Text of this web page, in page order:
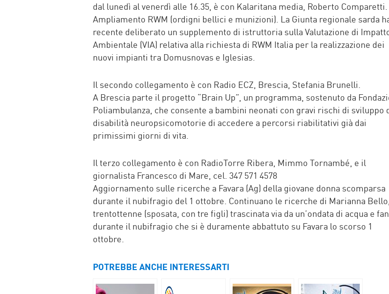
dal lunedì al venerdì alle 16.35, è con Kalaritana media, Roberto Comparetti.
Ampliamento RWM (ordigni bellici e munizioni). La Giunta regionale sarda
recente deliberato un supplemento di istruttoria sulla Valutazione di
Ambientale (VIA) relativa alla richiesta di RWM Italia per la realizzazione dei
nuovi impianti tra Domusnovas e Iglesias.
Il secondo collegamento è con Radio ECZ, Brescia, Stefania Brunelli.
A Brescia parte il progetto “Brain Up”, un programma, sostenuto da
Poliambulanza, che consente a bambini neonati con gravi rischi di sviluppo
disabilità neuropsicomotorie di accedere a percorsi riabilitativi già dai
primissimi giorni di vita.
Il terzo collegamento è con RadioTorre Ribera, Mimmo Tornambé, e il
giornalista Francesco di Mare, cel. 347 571 4578
Aggiornamento sulle ricerche a Favara (Ag) della giovane donna scomparsa
durante il nubifragio del 1 ottobre. Continuano le ricerche di Marianna
trentottenne (sposata, con tre figli) trascinata via da un’ondata di acqua e
durante il nubifragio che si è duramente abbattuto su Favara lo scorso 1
ottobre.
POTREBBE ANCHE INTERESSARTI